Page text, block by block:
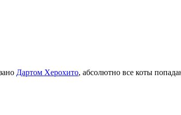
Дартом Херохито, абсолютно все коты